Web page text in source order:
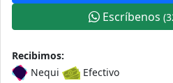
Escríbenos
Recibimos:
Nequi
Efectivo